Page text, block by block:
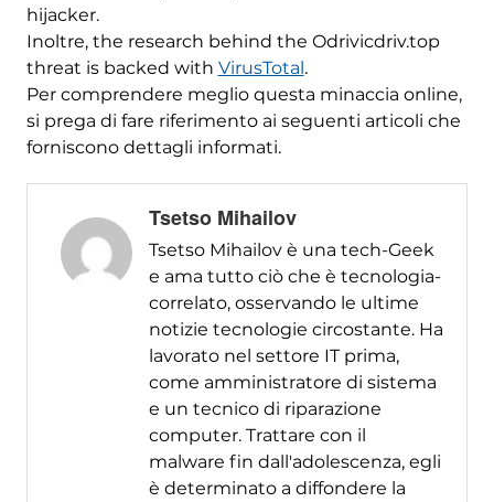
hijacker.
Inoltre, the research behind the Odrivicdriv.top
threat is backed with VirusTotal.
Per comprendere meglio questa minaccia online,
si prega di fare riferimento ai seguenti articoli che
forniscono dettagli informati.
Tsetso Mihailov
Tsetso Mihailov è una tech-Geek
e ama tutto ciò che è tecnologia-
correlato, osservando le ultime
notizie tecnologie circostante. Ha
lavorato nel settore IT prima,
come amministratore di sistema
e un tecnico di riparazione
computer. Trattare con il
malware fin dall'adolescenza, egli
è determinato a diffondere la